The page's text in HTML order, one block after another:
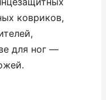
ковриков,
для ног —